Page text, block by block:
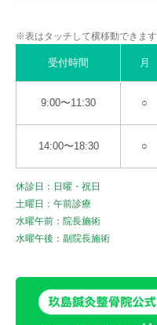
※表はタッチして横移動できます
受付時間 月
9:00〜11:30 ○
14:00〜18:30 ○
休診日：日曜・祝日
土曜日：午前診療
水曜午前：院長施術
水曜午後：副院長施術